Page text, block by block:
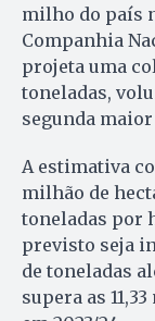
milho do país
Companhia
projeta uma
toneladas,
segunda
A estimativa
milhão de
toneladas por
previsto seja
de toneladas
supera as